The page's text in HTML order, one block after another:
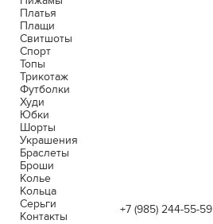
+7 (985) 244-55-59
Платья
Плащи
Свитшоты
Спорт
Топы
Трикотаж
Футболки
Худи
Юбки
Шорты
Украшения
Браслеты
Броши
Колье
Кольца
Серьги
Контакты